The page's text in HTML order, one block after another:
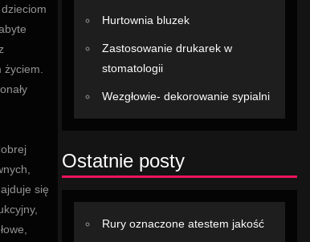
się
Hurtownia bluzek
Zastosowanie drukarek w
stomatologii
Wezgłowie- dekorowanie sypialni
Ostatnie posty
Rury oznaczone atestem jakość